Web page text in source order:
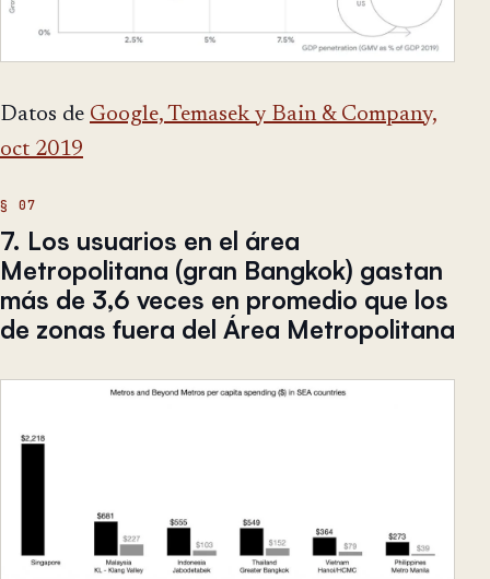
Datos de Google, Temasek y Bain & Company,
oct 2019
7. Los usuarios en el área
Metropolitana (gran Bangkok) gastan
más de 3,6 veces en promedio que los
de zonas fuera del Área Metropolitana